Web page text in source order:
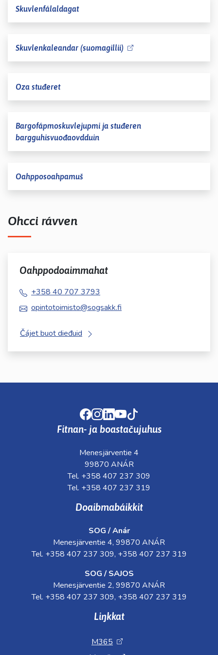
Skuvlenfálaldagat
Skuvlenkaleandar (suomagillii)
Oza stuđeret
Bargofápmoskuvlejupmi ja stuđeren
bargguhisvuođaovdduin
Oahpposoahpamuš
Ohcci rávven
Oahppodoaimmahat
+358 40 707 3793
opintotoimisto@sogsakk.fi
Čájet buot dieđuid
Facebook
Instagram
LinkedIn
Youtube
Fitnan- ja boastačujuhus
Menesjärventie 4
99870 ANÁR
Tel. +358 407 237 309
Tel. +358 407 237 319
Doaibmabáikkit
SOG / Anár
Menesjärventie 4, 99870 ANÁR
Tel. +358 407 237 309, +358 407 237 319
SOG / SAJOS
Menesjärventie 2, 99870 ANÁR
Tel. +358 407 237 309, +358 407 237 319
Liŋkkat
M365